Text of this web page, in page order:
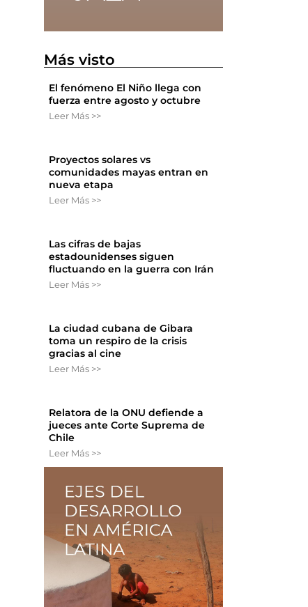
Más visto
El fenómeno El Niño llega con
fuerza entre agosto y octubre
Leer Más >>
Proyectos solares vs
comunidades mayas entran en
nueva etapa
Leer Más >>
Las cifras de bajas
estadounidenses siguen
fluctuando en la guerra con Irán
Leer Más >>
La ciudad cubana de Gibara
toma un respiro de la crisis
gracias al cine
Leer Más >>
Relatora de la ONU defiende a
jueces ante Corte Suprema de
Chile
Leer Más >>